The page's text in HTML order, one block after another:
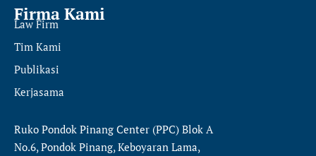
Firma Kami
Law Firm
Tim Kami
Publikasi
Kerjasama
Ruko Pondok Pinang Center (PPC) Blok A
No.6, Pondok Pinang, Keboyaran Lama,